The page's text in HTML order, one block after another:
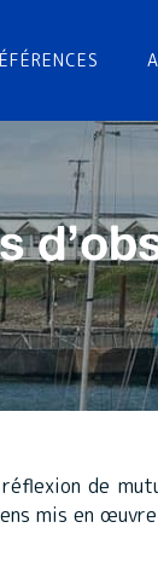
réflexion de
mis en